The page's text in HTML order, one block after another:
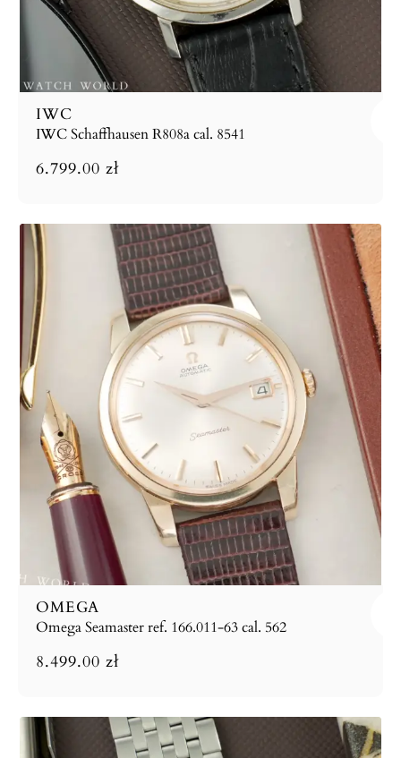
IWC
IWC Schaffhausen R808a cal. 8541
6.799.00 zł
OMEGA
Omega Seamaster ref. 166.011-63 cal. 562
8.499.00 zł